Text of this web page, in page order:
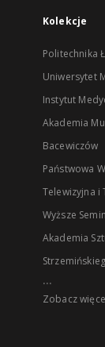
Kolekcje
Politechnika
Uniwersytet
Instytut
Akademia
Bacewiczów
Państwowa
Telewizyjna i
Wyższe
Akademia
...
Zobacz